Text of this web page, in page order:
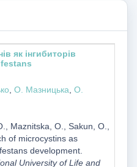
як інгибиторів
, О. Мазницька О.
Maznitska, О., Sakun, О.,
of microcystins as
development.
University of Life and